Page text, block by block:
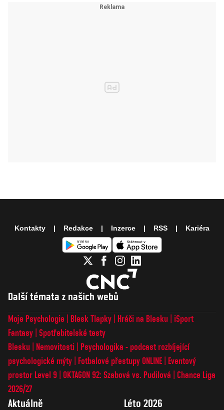
Další témata z našich webů
Moje Psychologie Blesk Tlapky Hráči na Blesku
iSport
Fantasy Spotřebitelské testy
Blesku
Nemovitosti
Psychologika - podcast rozbíjející
psychologické mýty
Fotbalové přestupy ONLINE
Eventový
prostor Level 9 OKTAGON 92: Szabová vs. Pudilová
Chance Liga
2026/27
Aktuálně Léto 2026
Kontakty Redakce Inzerce RSS Kariéra